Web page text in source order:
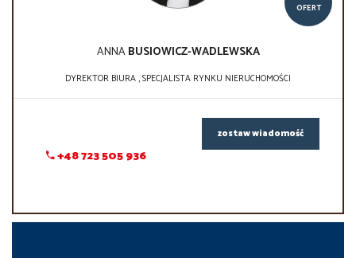
OFERT
ANNABUSIOWICZ-WADLEWSKA
DYREKTOR BIURA , SPECJALISTA RYNKU NIERUCHOMOŚCI
+48 723 505 936
zostaw wiadomość